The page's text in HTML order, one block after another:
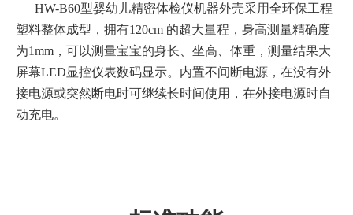
HW-B60型婴幼儿精密体检仪机器外壳采用全环保工程
塑料整体成型，拥有120cm 的超大量程，身高测量精确度
为1mm，可以测量宝宝的身长、坐高、体重，测量结果大
屏幕LED显控仪表数码显示。内置不间断电源，在没有外
接电源或突然断电时可继续长时间使用，在外接电源时自
动充电。